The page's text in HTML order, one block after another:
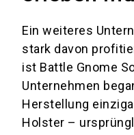
Ein weiteres
stark davon
ist Battle Gnome
Unternehmen
Herstellung
Holster –